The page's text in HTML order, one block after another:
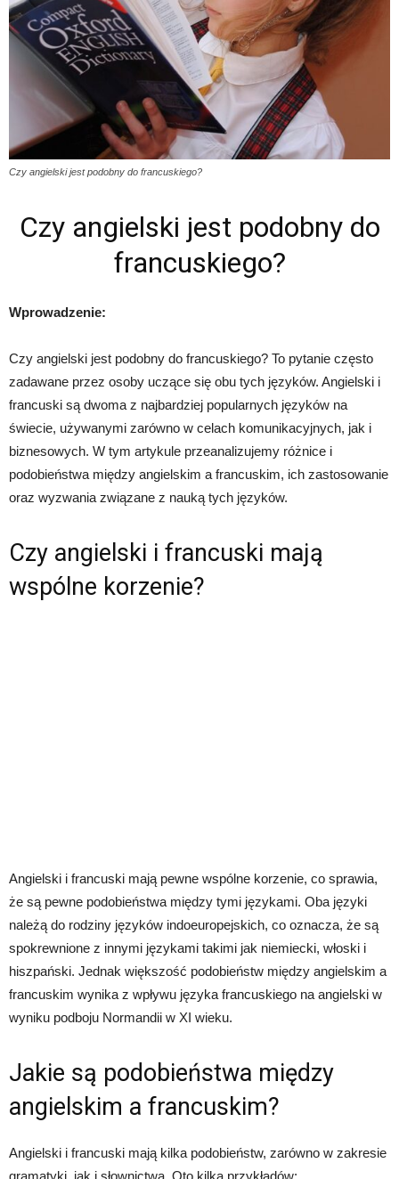
Czy angielski jest podobny do francuskiego?
Czy angielski jest podobny do
francuskiego?
Wprowadzenie:
Czy angielski jest podobny do francuskiego? To pytanie często
zadawane przez osoby uczące się obu tych języków. Angielski i
francuski są dwoma z najbardziej popularnych języków na
świecie, używanymi zarówno w celach komunikacyjnych, jak i
biznesowych. W tym artykule przeanalizujemy różnice i
podobieństwa między angielskim a francuskim, ich zastosowanie
oraz wyzwania związane z nauką tych języków.
Czy angielski i francuski mają
wspólne korzenie?
Angielski i francuski mają pewne wspólne korzenie, co sprawia,
że ​​są pewne podobieństwa między tymi językami. Oba języki
należą do rodziny języków indoeuropejskich, co oznacza, że ​​są
spokrewnione z innymi językami takimi jak niemiecki, włoski i
hiszpański. Jednak większość podobieństw między angielskim a
francuskim wynika z wpływu języka francuskiego na angielski w
wyniku podboju Normandii w XI wieku.
Jakie są podobieństwa między
angielskim a francuskim?
Angielski i francuski mają kilka podobieństw, zarówno w zakresie
gramatyki, jak i słownictwa. Oto kilka przykładów: